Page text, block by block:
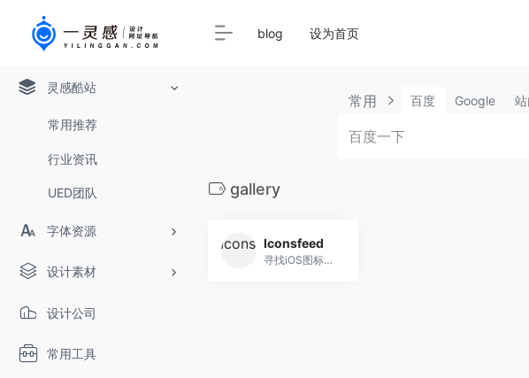
灵感酷站
常用推荐
行业资讯
UED团队
字体资源
设计素材
设计公司
常用工具
blog 设为首页
常用 百度 Google
gallery
Iconsfeed
寻找iOS图标灵感吗？ 我们带给您iOS图标库。